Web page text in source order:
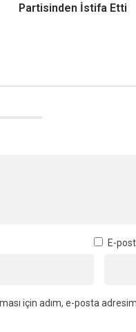
Partisinden İstifa Etti
E-
için adım, e-posta